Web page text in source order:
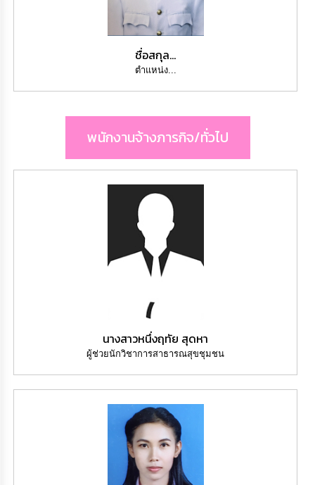
ชื่อสกุล...
ตำแหน่ง...
พนักงานจ้างภารกิจ/ทั่วไป
นางสาวหนึ่งฤทัย สุดหา
ผู้ช่วยนักวิชาการสาธารณสุขชุมชน